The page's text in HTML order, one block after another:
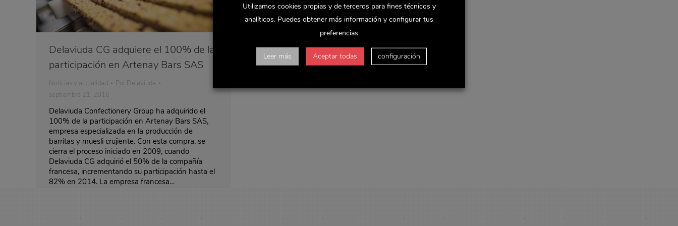
Delaviuda CG adquiere el 100% de la
participación en Artenay Bars SAS
Noticias y actualidad Por Delaviuda
septiembre 21, 2016
Delaviuda Confectionery Group ha adquirido el
100% de la participación en Artenay Bars SAS,
empresa especializada en la producción de
barritas y muesli crujiente. Con esta compra, se
cierra el proceso iniciado en 2009, cuando
Delaviuda CG adquirió el 50% de la compañía
francesa, incrementando su participación hasta el
82% en 2014. La empresa francesa…
Utilizamos cookies propias y de terceros para fines técnicos y
analíticos. Puedes obtener más información y configurar tus
preferencias
Leer más Aceptar todas configuración